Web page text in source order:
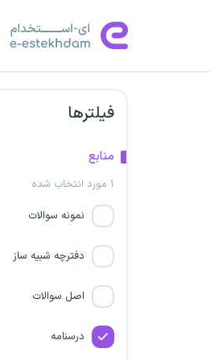
فیلترها
منابع
۱ مورد انتخاب شده
نمونه سوالات
دفترچه شبیه ساز
اصل سوالات
درسنامه
شرکت راه اندازی و
شرکت چدن کویر
استانداری تهران